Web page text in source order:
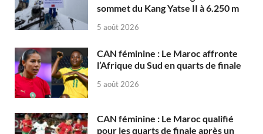
sommet du Kang Yatse II à 6.250 m
5 août 2026
CAN féminine : Le Maroc affronte
l’Afrique du Sud en quarts de finale
5 août 2026
CAN féminine : Le Maroc qualifié
pour les quarts de finale après un